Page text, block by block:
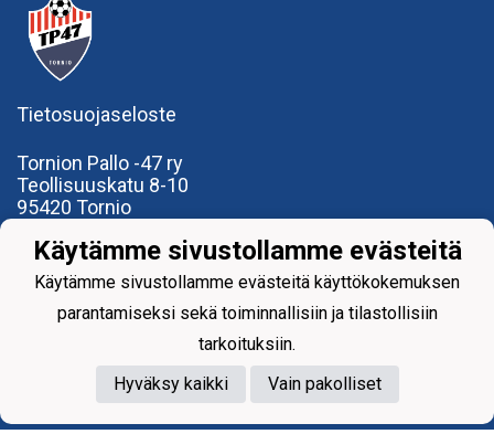
Tietosuojaseloste
Tornion Pallo -47 ry
Teollisuuskatu 8-10
95420 Tornio
office@tp47.com
Powered by
Käytämme sivustollamme evästeitä
Käytämme sivustollamme evästeitä käyttökokemuksen
parantamiseksi sekä toiminnallisiin ja tilastollisiin
tarkoituksiin.
Hyväksy kaikki
Vain pakolliset